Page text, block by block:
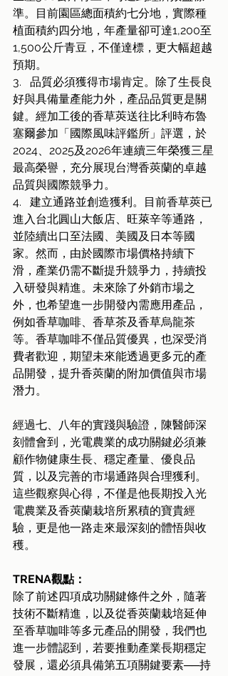
準。目前園區總面積約七分地，實際種
植面積約四分地，年產量卻可達1,200至
1,500公斤青豆，不僅達標，更大幅超越
預期。
3.   品質必須獲得市場肯定。除了生長良
好與具備量產能力外，產品品質更是關
鍵。經加工後的香草莢送往比利時布魯
塞爾參加「國際風味評鑑所」評選，於
2024、2025及2026年連續三年榮獲三星
最高榮譽，充分展現台灣香莢蘭的卓越
品質與國際競爭力。
4.   建立通路並創造獲利。目前香草莢已
進入台北圓山大飯店、旺萊辛等通路，
並陸續出口至法國、美國及日本等國
家。然而，由於國際市場價格持續下
滑，產業仍需不斷提升競爭力，持續投
入研發與精進。未來除了外銷市場之
外，也希望進一步開發內需應用產品，
例如香草咖啡、香草茶及香草烏龍茶
等。香草咖啡不僅品質優異，也深受消
費者歡迎，期望未來能透過更多元的產
品開發，提升香莢蘭的附加價值與市場
潛力。
經過七、八年的實踐與驗證，陳醫師深
刻體會到，光電農業的成功關鍵必須兼
顧作物健康生長、穩定產量、優良品
質，以及完善的市場通路與合理獲利。
這些觀察與心得，不僅是他長期投入光
電農業及香莢蘭栽培所累積的寶貴經
驗，更是他一路走來最深刻的體悟與收
穫。
TRENA觀點：
除了前述四項成功關鍵條件之外，隨著
技術不斷精進，以及從香莢蘭栽培延伸
至香草咖啡等多元產品的開發，我們也
進一步體認到，若要推動產業長期穩定
發展，還必須具備第五項關鍵要素──持